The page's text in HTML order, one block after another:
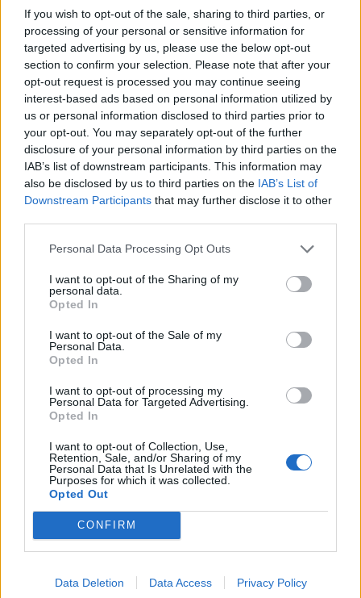
If you wish to opt-out of the sale, sharing to third parties, or
processing of your personal or sensitive information for
targeted advertising by us, please use the below opt-out
section to confirm your selection. Please note that after your
opt-out request is processed you may continue seeing
interest-based ads based on personal information utilized by
us or personal information disclosed to third parties prior to
your opt-out. You may separately opt-out of the further
disclosure of your personal information by third parties on the
IAB’s list of downstream participants. This information may
also be disclosed by us to third parties on the IAB’s List of
Downstream Participants that may further disclose it to other
Personal Data Processing Opt Outs
I want to opt-out of the Sharing of my
personal data.
Opted In
I want to opt-out of the Sale of my
Personal Data.
Opted In
I want to opt-out of processing my
Personal Data for Targeted Advertising.
Opted In
I want to opt-out of Collection, Use,
Retention, Sale, and/or Sharing of my
Personal Data that Is Unrelated with the
Purposes for which it was collected.
Opted Out
CONFIRM
Data Deletion Data Access Privacy Policy
most...
4 4 Válasz erre
5000
2023. 01. 30. 17:19
Előzmény:
#1217460 5000
Fasza, hogy nem mutatja a beírást, aztán ott van mind a kettő
0 0 Válasz erre
Törölt felhasználó
2023. 01. 30. 17:17
Előzmény:#1217455Greg74
A minősítéssel kapcsolatban igazad van volt lesz..csak a mértéken
ment a vita..
1
5853
TOPIK GAZDA
koi
AKTÍV FÓRUMOZÓK
LEGFRISSEBB TOPIKOK ÖSSZES TOPIK